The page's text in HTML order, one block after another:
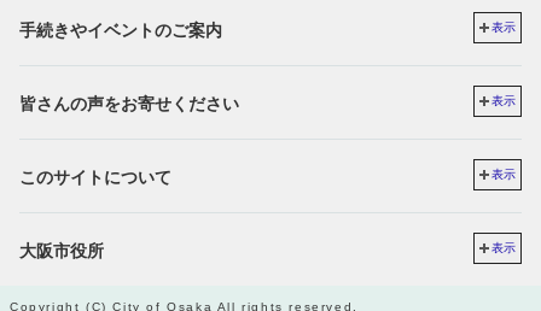
手続きやイベントのご案内 表示
皆さんの声をお寄せください 表示
このサイトについて 表示
大阪市役所 表示
Copyright (C) City of Osaka All rights reserved.